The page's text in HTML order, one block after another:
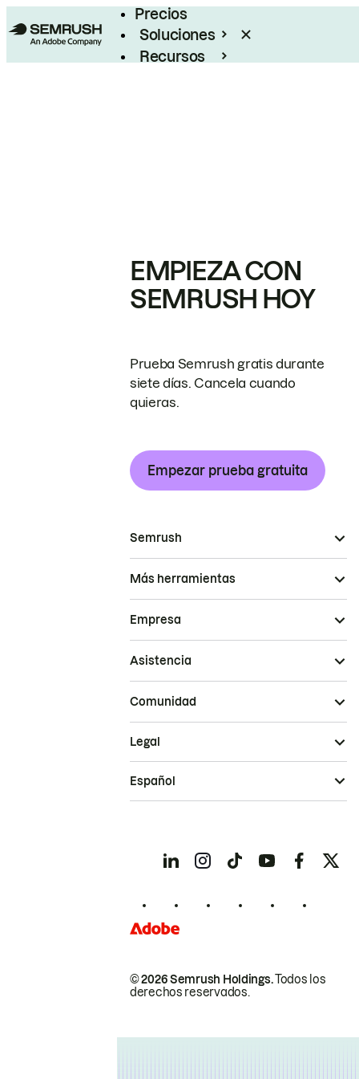
Precios
Soluciones
Recursos
EMPIEZA CON
SEMRUSH HOY
Prueba Semrush gratis durante
siete días. Cancela cuando
quieras.
Empezar prueba gratuita
Semrush
Más herramientas
Empresa
Asistencia
Comunidad
© 2026 Semrush Holdings.Todos los
derechos reservados.
Legal
Español